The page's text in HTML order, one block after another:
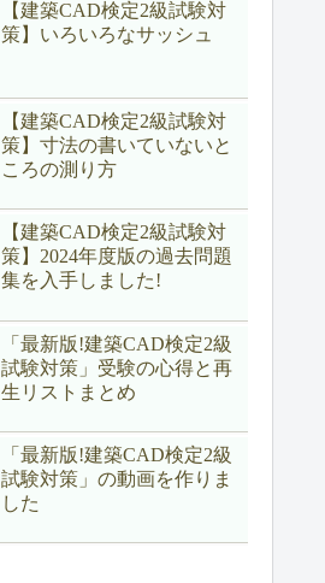
【建築CAD検定2級試験対
策】いろいろなサッシュ
【建築CAD検定2級試験対
策】寸法の書いていないと
ころの測り方
【建築CAD検定2級試験対
策】2024年度版の過去問題
集を入手しました!
「最新版!建築CAD検定2級
試験対策」受験の心得と再
生リストまとめ
「最新版!建築CAD検定2級
試験対策」の動画を作りま
した